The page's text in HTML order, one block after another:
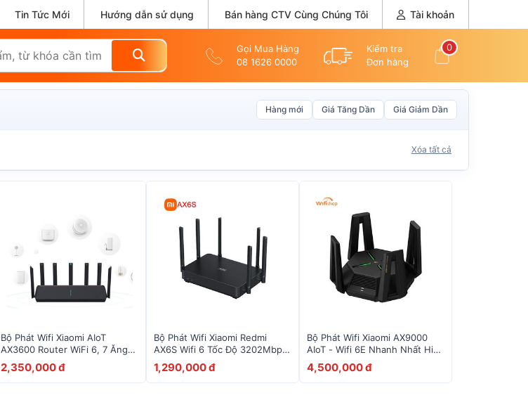
Tin Tức Mới Hướng dẫn sử dụng Bán hàng CTV Cùng Chúng Tôi Tài khoản
Gọi Mua Hàng
08 1626 0000
Kiểm tra
Đơn hàng
0
Hàng mới Giá Tăng Dần Giá Giảm Dần
Xóa tất cả
Bộ Phát Wifi Xiaomi AIoT
AX3600 Router WiFi 6, 7 Ăng-
Ten
2,350,000 đ
Bộ Phát Wifi Xiaomi Redmi
AX6S Wifi 6 Tốc Độ 3202Mbps
- Hỗ Trợ Mesh - Kết Nối 128
Thiết Bị
1,290,000 đ
Bộ Phát Wifi Xiaomi AX9000
AIoT - Wifi 6E Nhanh Nhất Hiện
Nay - Mesh - 3 Băng Tần -
1000 Thiết Bị
4,500,000 đ